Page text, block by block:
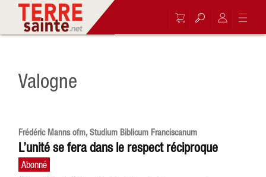
Valogne
Frédéric Manns ofm, Studium Biblicum Franciscanum
L’unité se fera dans le respect réciproque